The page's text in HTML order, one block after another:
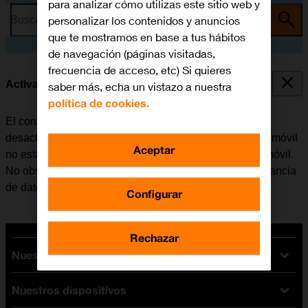
Busca por problema o tema
Activar o desactivar la itinerancia de datos
El consumo de datos en el extranjero se puede limitar,
desactivando la itinerancia de datos. Haciendo esto el móvil
no establece conexión con internet a través de la red móvil.
No obstante, se puede utilizar el Wi-Fi aunque la itinerancia
de datos esté desactivada.
Nuestras tarifas
Tarifas Orange
Nuestros dispositivos
para analizar cómo utilizas este sitio web y
personalizar los contenidos y anuncios
que te mostramos en base a tus hábitos
de navegación (páginas visitadas,
frecuencia de acceso, etc) Si quieres
saber más, echa un vistazo a nuestra
política de cookies.
Configurar
Rechazar
Aceptar